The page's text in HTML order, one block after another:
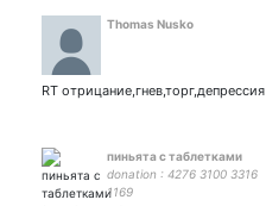
Thomas Nusko
RT отрицание,гнев,торг,депрессия
пиньята с таблетками
donation : 4276 3100 3316
1169